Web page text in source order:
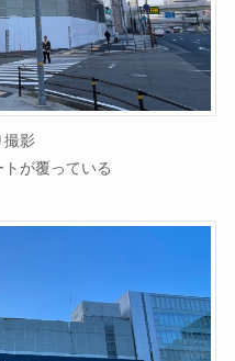
撮影
が覆っている